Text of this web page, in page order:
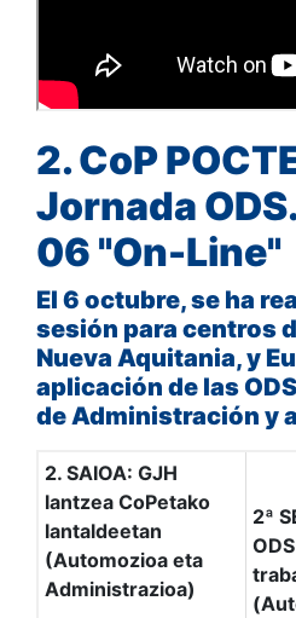
2. CoP
Jornada
06 "On-Line"
El 6 octubre, se ha
sesión para centros
Nueva Aquitania, y
aplicación de las
de Administración y
2. SAIOA: GJH
lantzea CoPetako
lantaldeetan
(Automozioa eta
Administrazioa)
2ª